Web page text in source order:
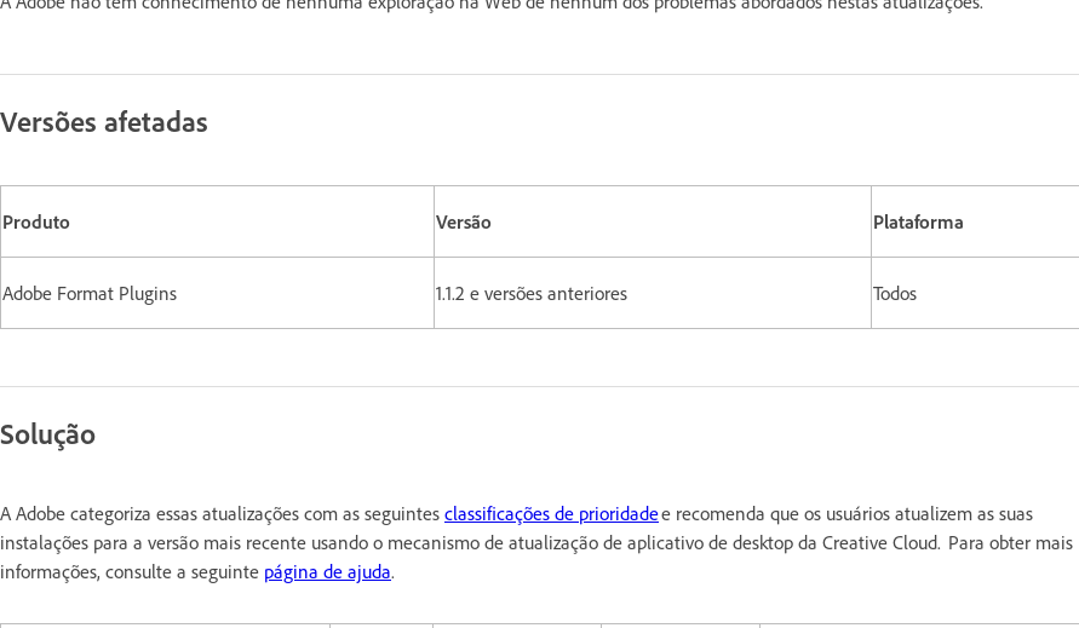
Versões afetadas
Produto Versão Plataforma
Adobe Format Plugins 1.1.2 e versões anteriores Todos
Solução
A Adobe categoriza essas atualizações com as seguintes classificações de prioridadee recomenda que os usuários atualizem as suas
instalações para a versão mais recente usando o mecanismo de atualização de aplicativo de desktop da Creative Cloud. Para obter mais
informações, consulte a seguinte página de ajuda.